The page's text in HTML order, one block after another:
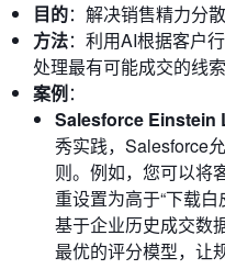
目的：解决销售精力分
方法：利用AI根据客户
处理最有可能成交的线索
案例：
Salesforce Einstein
秀实践，Salesforce
则。例如，您可以将
重设置为高于“下载
基于企业历史成交数
最优的评分模型，让